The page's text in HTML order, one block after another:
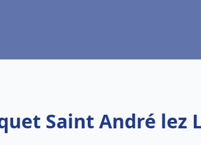
Saint André lez